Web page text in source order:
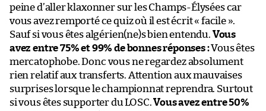
peine d’aller klaxonner sur les Champs-Élysées car
vous avez remporté ce quiz où il est écrit « facile ».
Sauf si vous êtes algérien(ne)s bien entendu. Vous
avez entre 75% et 99% de bonnes réponses :Vous êtes
mercatophobe. Donc vous ne regardez absolument
rien relatif aux transferts. Attention aux mauvaises
surprises lorsque le championnat reprendra. Surtout
si vous êtes supporter du LOSC.Vous avez entre 50%